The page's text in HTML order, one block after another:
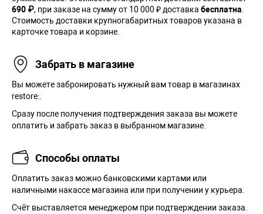
690 ₽, при заказе на сумму от 10 000 ₽ доставка бесплатна
Стоимость доставки крупногабаритных товаров указана в
карточке товара и корзине.
Забрать в магазине
Вы можете забронировать нужный вам товар в магазинах
restore:.
Сразу после получения подтверждения заказа вы можете
оплатить и забрать заказ в выбранном магазине.
Способы оплаты
Оплатить заказ можно банковскими картами или
наличными накассе магазина или при получении у курьера.
Cчёт выставляется менеджером при подтверждении заказа.